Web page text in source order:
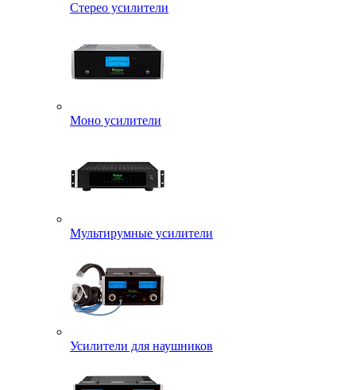
Стерео усилители
Моно усилители
Мультирумные усилители
Усилители для наушников